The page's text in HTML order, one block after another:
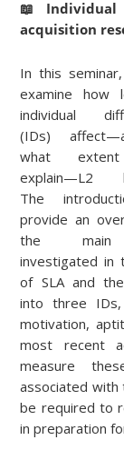
📖 Individual
acquisition
In this
examine how
individual
(IDs)
what
explain—L2
The
provide an
the
investigated in
of SLA and
into three IDs,
motivation,
most recent
measure
associated with
be required to
in preparation